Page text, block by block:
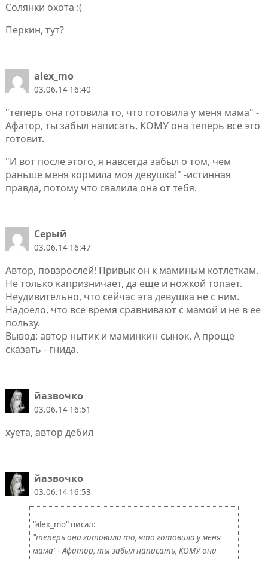
Солянки охота :(
Перкин, тут?
alex_mo
03.06.14 16:40
"теперь она готовила то, что готовила у меня мама" -
Афaтор, ты забыл написать, КОМУ она теперь все это
готовит.
"И вот после этого, я навсегда забыл о том, чем
раньше меня кормила моя девушка!" -истинная
правда, потому что свалила она от тебя.
Серый
03.06.14 16:47
Автор, повзрослей! Привык он к маминым котлеткам.
Не только капризничает, да еще и ножкой топает.
Неудивительно, что сейчас эта девушка не с ним.
Надоело, что все время сравнивают с мамой и не в ее
пользу.
Вывод: автор нытик и маминкин сынок. А проще
сказать - гнида.
йазвочко
03.06.14 16:51
хуета, автор дебил
йазвочко
03.06.14 16:53
"alex_mo" писал:
"теперь она готовила то, что готовила у меня
мама" - Афaтор, ты забыл написать, КОМУ она